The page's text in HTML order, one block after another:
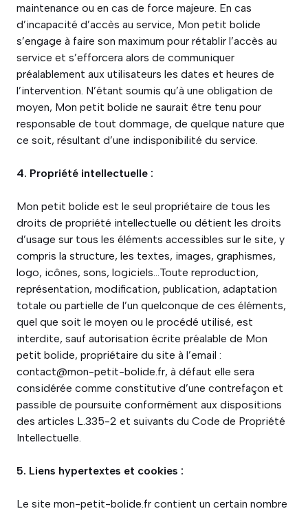
maintenance ou en cas de force majeure. En cas
d’incapacité d’accès au service, Mon petit bolide
s’engage à faire son maximum pour rétablir l’accès au
service et s’efforcera alors de communiquer
préalablement aux utilisateurs les dates et heures de
l’intervention. N’étant soumis qu’à une obligation de
moyen, Mon petit bolide ne saurait être tenu pour
responsable de tout dommage, de quelque nature que
ce soit, résultant d’une indisponibilité du service.
4. Propriété intellectuelle :
Mon petit bolide est le seul propriétaire de tous les
droits de propriété intellectuelle ou détient les droits
d’usage sur tous les éléments accessibles sur le site, y
compris la structure, les textes, images, graphismes,
logo, icônes, sons, logiciels…Toute reproduction,
représentation, modification, publication, adaptation
totale ou partielle de l’un quelconque de ces éléments,
quel que soit le moyen ou le procédé utilisé, est
interdite, sauf autorisation écrite préalable de Mon
petit bolide, propriétaire du site à l’email :
contact@mon-petit-bolide.fr, à défaut elle sera
considérée comme constitutive d’une contrefaçon et
passible de poursuite conformément aux dispositions
des articles L.335-2 et suivants du Code de Propriété
Intellectuelle.
5. Liens hypertextes et cookies :
Le site mon-petit-bolide.fr contient un certain nombre